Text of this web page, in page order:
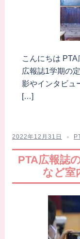
こんにちは
広報誌1学期の
影やインタビュ
[…]
2022年12月31日
PTA広報誌
など室